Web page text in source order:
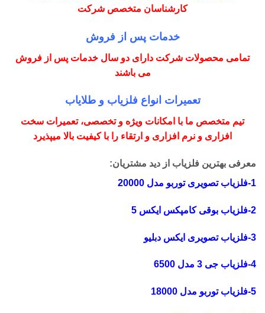
کارشناسان متخصص شرکت
خدمات پس از فروش
تمامی محصولات شرکت دارای دو سال خدمات پس از فروش
می باشند
تعمیرات انواع فلزیاب و طلایاب
تیم متخصص ما با امکانات ویژه و تخصصی، تعمیرات سخت
افزاری و نرم افزاری و ارتقاء را با کیفیت بالا میپذیرد
معرفی بهترین فلزیاب از دید مشتریان:
1-فلزیاب تصویری توربو مدل 20000
2-فلزیاب بوقی کامپکس ایکس 5
3-فلزیاب تصویری ایکس دبلیو
4-فلزیاب جی 3 مدل 6500
5-فلزیاب توربو مدل 18000